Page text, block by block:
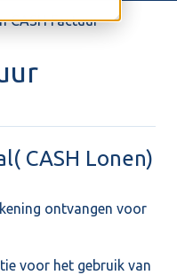
CASH Factuur
CASH Lonen)
ontvangen voor
voor het gebruik van